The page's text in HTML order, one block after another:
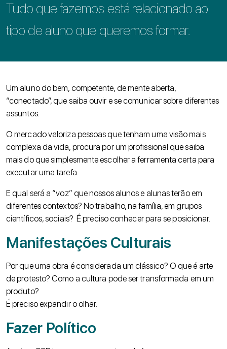
Tudo que fazemos está relacionado ao
tipo de aluno que queremos formar.
Um aluno do bem, competente, de mente aberta,
“conectado”, que saiba ouvir e se comunicar sobre diferentes
assuntos.
O mercado valoriza pessoas que tenham uma visão mais
complexa da vida, procura por um profissional que saiba
mais do que simplesmente escolher a ferramenta certa para
executar uma tarefa.
E qual será a “voz” que nossos alunos e alunas terão em
diferentes contextos? No trabalho, na família, em grupos
científicos, sociais? É preciso conhecer para se posicionar.
Manifestações Culturais
Por que uma obra é considerada um clássico? O que é arte
de protesto? Como a cultura pode ser transformada em um
produto?
É preciso expandir o olhar.
Fazer Político